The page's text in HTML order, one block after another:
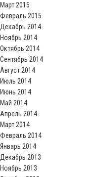
Март 2015
Февраль 2015
Декабрь 2014
Ноябрь 2014
Октябрь 2014
Сентябрь 2014
Август 2014
Июль 2014
Июнь 2014
Май 2014
Апрель 2014
Март 2014
Февраль 2014
Январь 2014
Декабрь 2013
Ноябрь 2013